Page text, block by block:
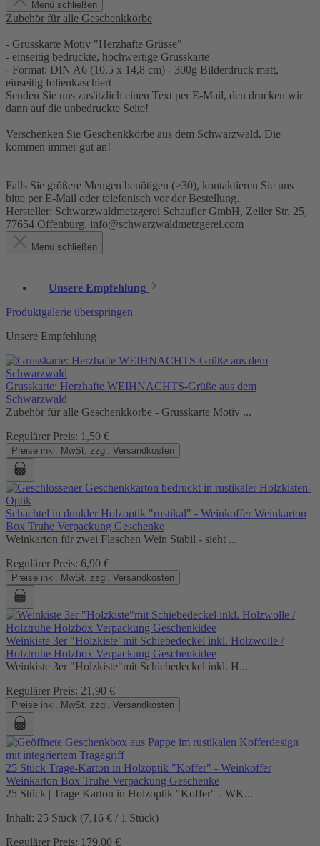
Menü schließen
Zubehör für alle Geschenkkörbe
- Grusskarte Motiv "Herzhafte Grüsse"
- einseitig bedruckte, hochwertige Grusskarte
- Format: DIN A6 (10,5 x 14,8 cm) - 300g Bilderdruck matt,
einseitig folienkaschiert
Senden Sie uns zusätzlich einen Text per E-Mail, den drucken wir
dann auf die unbedruckte Seite!
Verschenken Sie Geschenkkörbe aus dem Schwarzwald. Die
kommen immer gut an!
Falls Sie größere Mengen benötigen (>30), kontaktieren Sie uns
bitte per E-Mail oder telefonisch vor der Bestellung.
Hersteller: Schwarzwaldmetzgerei Schaufler GmbH, Zeller Str. 25,
77654 Offenburg, info@schwarzwaldmetzgerei.com
Menü schließen
Unsere Empfehlung
Produktgalerie überspringen
Unsere Empfehlung
Grusskarte: Herzhafte WEIHNACHTS-Grüße aus dem
Schwarzwald
Zubehör für alle Geschenkkörbe - Grusskarte Motiv ...
Regulärer Preis: 1,50 €
Preise inkl. MwSt. zzgl. Versandkosten
Schachtel in dunkler Holzoptik "rustikal" - Weinkoffer Weinkarton
Box Truhe Verpackung Geschenke
Weinkarton für zwei Flaschen Wein Stabil - sieht ...
Regulärer Preis: 6,90 €
Preise inkl. MwSt. zzgl. Versandkosten
Weinkiste 3er "Holzkiste"mit Schiebedeckel inkl. Holzwolle /
Holztruhe Holzbox Verpackung Geschenkidee
Weinkiste 3er "Holzkiste"mit Schiebedeckel inkl. H...
Regulärer Preis: 21,90 €
Preise inkl. MwSt. zzgl. Versandkosten
25 Stück Trage-Karton in Holzoptik "Koffer" - Weinkoffer
Weinkarton Box Truhe Verpackung Geschenke
25 Stück | Trage Karton in Holzoptik "Koffer" - WK...
Inhalt: 25 Stück (7,16 € / 1 Stück)
Regulärer Preis: 179,00 €